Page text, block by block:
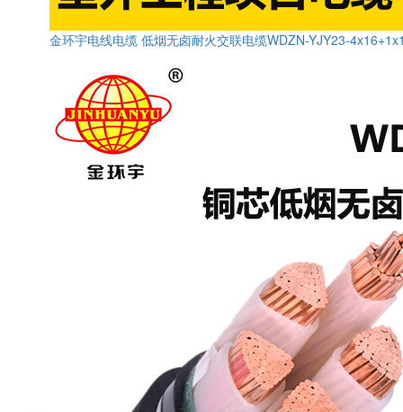
金环宇电线电缆 低烟无卤耐火交联电缆WDZN-YJY23-